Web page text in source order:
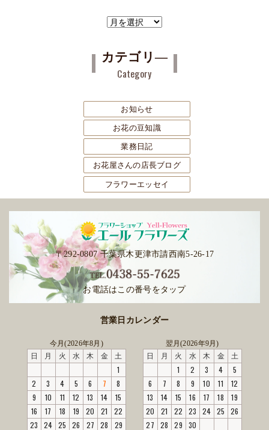
ア
イ
カテゴリ―
Category
お知らせ
お花の豆知識
業務日記
お花屋さんの店長ブログ
フラワーエッセイ
〒292-0807 千葉県木更津市請西南5-26-17
お電話はこの番号をタップ
営業日カレンダー
今月(2026年8月)
日
月 火 水 木 金 土
1
2
3 4 5 6 7
8
9
10 11 12 13 14
15
16
17 18 19 20 21
22
23
24 25 26 27 28 29
翌月(2026年9月)
日
月 火 水 木 金 土
1 2 3 4
5
6
7 8 9 10 11
12
13
14 15 16 17 18
19
20
21 22 23 24 25
26
27
28 29 30